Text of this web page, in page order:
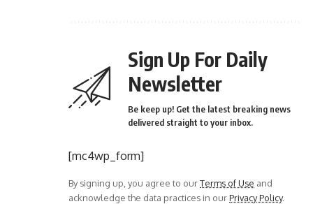
Sign Up For Daily
Newsletter
Be keep up! Get the latest breaking news
delivered straight to your inbox.
[mc4wp_form]
By signing up, you agree to ourTerms of Use and
acknowledge the data practices in ourPrivacy Policy.